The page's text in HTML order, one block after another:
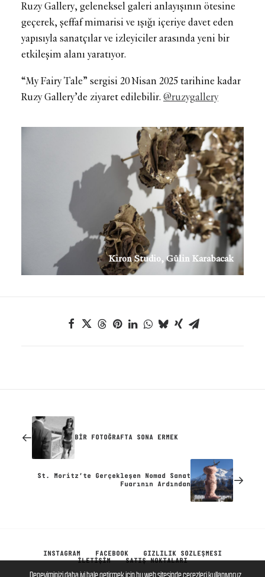
Ruzy Gallery, geleneksel galeri anlayışının ötesine
geçerek, şeffaf mimarisi ve ışığı içeriye davet eden
yapısıyla sanatçılar ve izleyiciler arasında yeni bir
etkileşim alanı yaratıyor.
“My Fairy Tale” sergisi 20 Nisan 2025 tarihine kadar
Ruzy Gallery’de ziyaret edilebilir. @ruzygallery
Kiron Studio, Gülin Karabacak
BİR FOTOĞRAFTA SONA ERMEK
St. Moritz’te Gerçekleşen Nomad Sanat
Fuarının Ardından
INSTAGRAM FACEBOOK
GİZLİLİK SÖZLEŞMESİ
İLETIŞIM
SATIŞ NOKTALARI
Deneyiminizi daha iyi hale getirmek için bu web sitesinde çerezleri kullanıyoruz.